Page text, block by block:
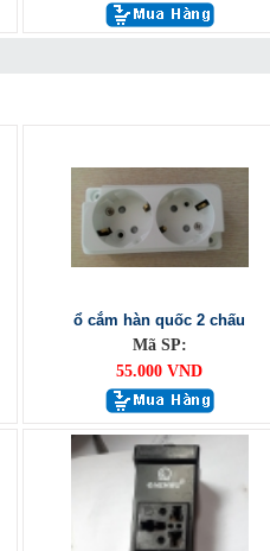
ổ cắm hàn quốc 2 chấu
Mã SP:
55.000 VND